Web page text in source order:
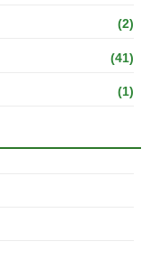
(2)
(41)
(1)